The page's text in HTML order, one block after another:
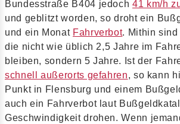
Bundesstraße B404 jedoch 41 km/h
und geblitzt worden, so droht ein
und ein Monat Fahrverbot. Mithin
die nicht wie üblich 2,5 Jahre im
bleiben, sondern 5 Jahre. Ist der
schnell außerorts gefahren, so kann
Punkt in Flensburg und einem
auch ein Fahrverbot laut
Geschwindigkeit drohen. Wenn